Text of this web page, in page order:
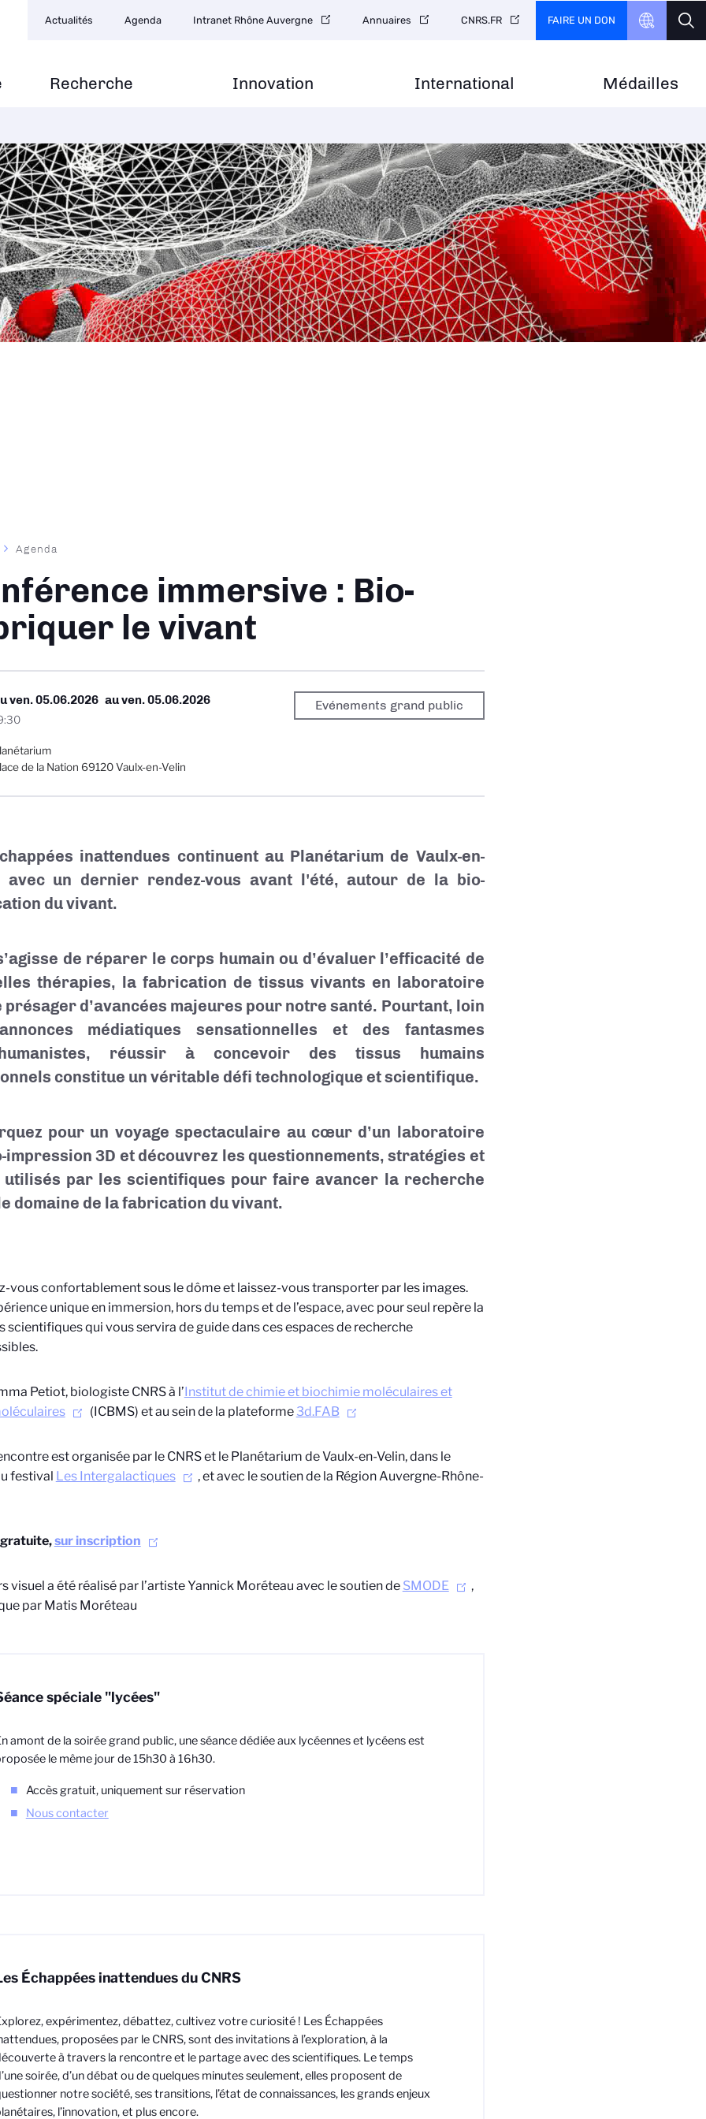
Recherche Innovation International Médailles
secondaire
Actualités Agenda Intranet Rhône Auvergne Annuaires CNRS.FR FAIRE UN DON
Agenda
immersive : Bio-
le vivant
ven. 05.06.2026 auven. 05.06.2026
de la Nation 69120 Vaulx-en-Velin
Evénements grand public
inattendues continuent au Planétarium de Vaulx-en-
avec un dernier rendez-vous avant l'été, autour de la bio-
du vivant.
de réparer le corps humain ou d’évaluer l’efficacité de
thérapies, la fabrication de tissus vivants en laboratoire
présager d’avancées majeures pour notre santé. Pourtant, loin
médiatiques sensationnelles et des fantasmes
réussir à concevoir des tissus humains
constitue un véritable défi technologique et scientifique.
pour un voyage spectaculaire au cœur d’un laboratoire
impression 3D et découvrez les questionnements, stratégies et
utilisés par les scientifiques pour faire avancer la recherche
domaine de la fabrication du vivant.
vous confortablement sous le dôme et laissez-vous transporter par les images.
unique en immersion, hors du temps et de l’espace, avec pour seul repère la
scientifiques qui vous servira de guide dans ces espaces de recherche
Petiot, biologiste CNRS à l’Institut de chimie et biochimie moléculaires et
(ICBMS) et au sein de la plateforme 3d.FAB
est organisée par le CNRS et le Planétarium de Vaulx-en-Velin, dans le
festival Les Intergalactiques
, et avec le soutien de la Région Auvergne-Rhône-
sur inscription
visuel a été réalisé par l’artiste Yannick Moréteau avec le soutien de SMODE
,
par Matis Moréteau
spéciale "lycées"
amont de la soirée grand public, une séance dédiée aux lycéennes et lycéens est
le même jour de 15h30 à 16h30.
Accès gratuit, uniquement sur réservation
Nous contacter
Échappées inattendues du CNRS
expérimentez, débattez, cultivez votre curiosité ! Les Échappées
proposées par le CNRS, sont des invitations à l’exploration, à la
à travers la rencontre et le partage avec des scientifiques. Le temps
soirée, d’un débat ou de quelques minutes seulement, elles proposent de
notre société, ses transitions, l’état de connaissances, les grands enjeux
l’innovation, et plus encore.